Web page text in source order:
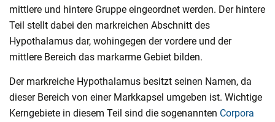
mittlere und hintere Gruppe eingeordnet werden. Der hintere
Teil stellt dabei den markreichen Abschnitt des
Hypothalamus dar, wohingegen der vordere und der
mittlere Bereich das markarme Gebiet bilden.
Der markreiche Hypothalamus besitzt seinen Namen, da
dieser Bereich von einer Markkapsel umgeben ist. Wichtige
Kerngebiete in diesem Teil sind die sogenannten Corpora